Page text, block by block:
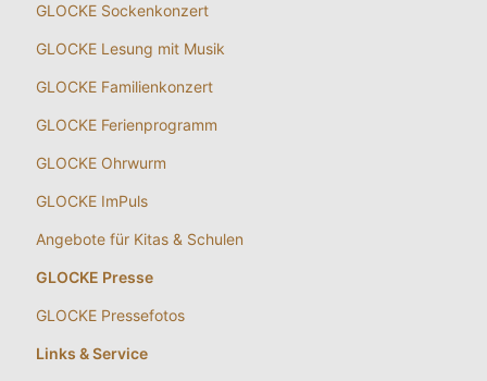
GLOCKE Sockenkonzert
GLOCKE Lesung mit Musik
GLOCKE Familienkonzert
GLOCKE Ferienprogramm
GLOCKE Ohrwurm
GLOCKE ImPuls
Angebote für Kitas & Schulen
GLOCKE Presse
GLOCKE Pressefotos
Links & Service